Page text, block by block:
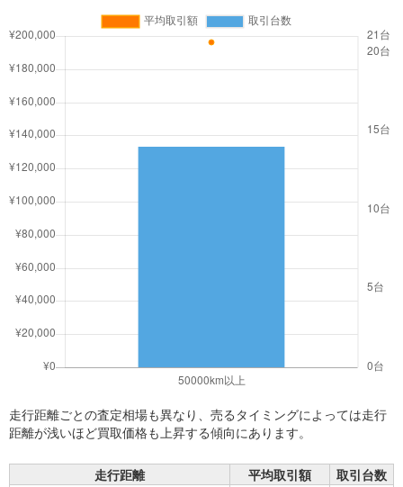
走行距離ごとの査定相場も異なり、売るタイミングによっては走行
距離が浅いほど買取価格も上昇する傾向にあります。
走行距離 平均取引額
取引台数